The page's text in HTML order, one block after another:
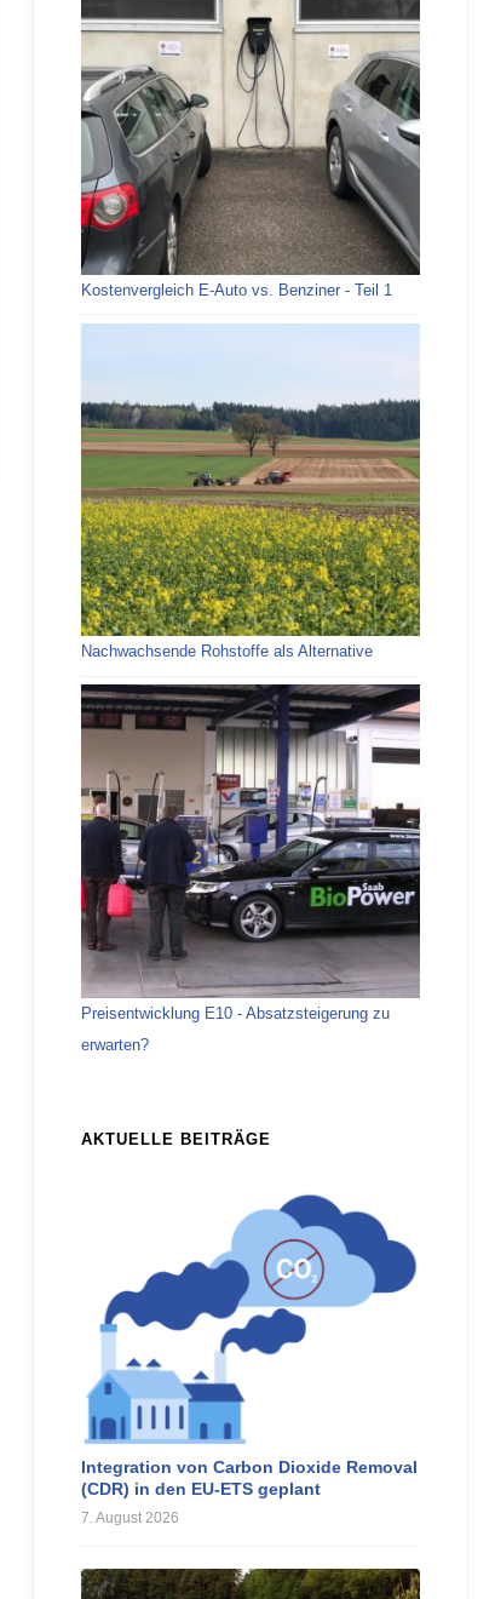
Kostenvergleich E-Auto vs. Benziner - Teil 1
Nachwachsende Rohstoffe als Alternative
Preisentwicklung E10 - Absatzsteigerung zu
erwarten?
AKTUELLE BEITRÄGE
Integration von Carbon Dioxide Removal
(CDR) in den EU-ETS geplant
7. August 2026